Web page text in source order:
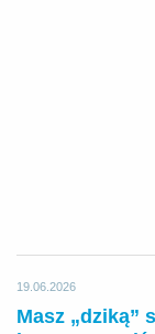
19.06.2026
Masz „dziką”